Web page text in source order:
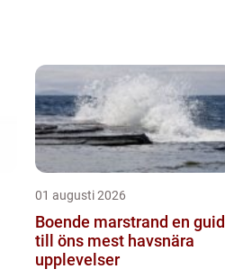
01 augusti 2026
Boende marstrand en guide
till öns mest havsnära
upplevelser